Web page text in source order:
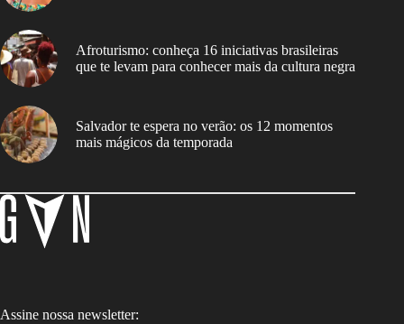
Afroturismo: conheça 16 iniciativas brasileiras
que te levam para conhecer mais da cultura negra
Salvador te espera no verão: os 12 momentos
mais mágicos da temporada
Assine nossa newsletter: